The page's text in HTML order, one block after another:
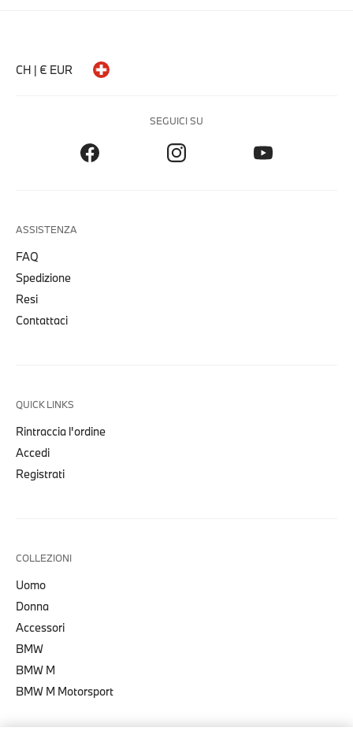
CH | € EUR
SEGUICI SU
ASSISTENZA
FAQ
Spedizione
Resi
Contattaci
QUICK LINKS
Rintraccia l'ordine
Accedi
Registrati
COLLEZIONI
Uomo
Donna
Accessori
BMW
BMW M
BMW M Motorsport